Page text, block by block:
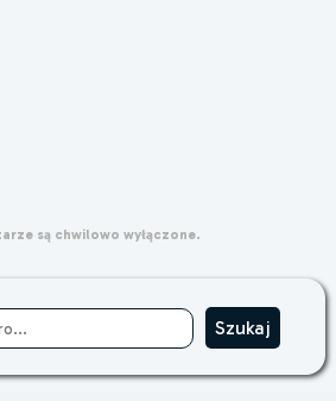
są chwilowo wyłączone.